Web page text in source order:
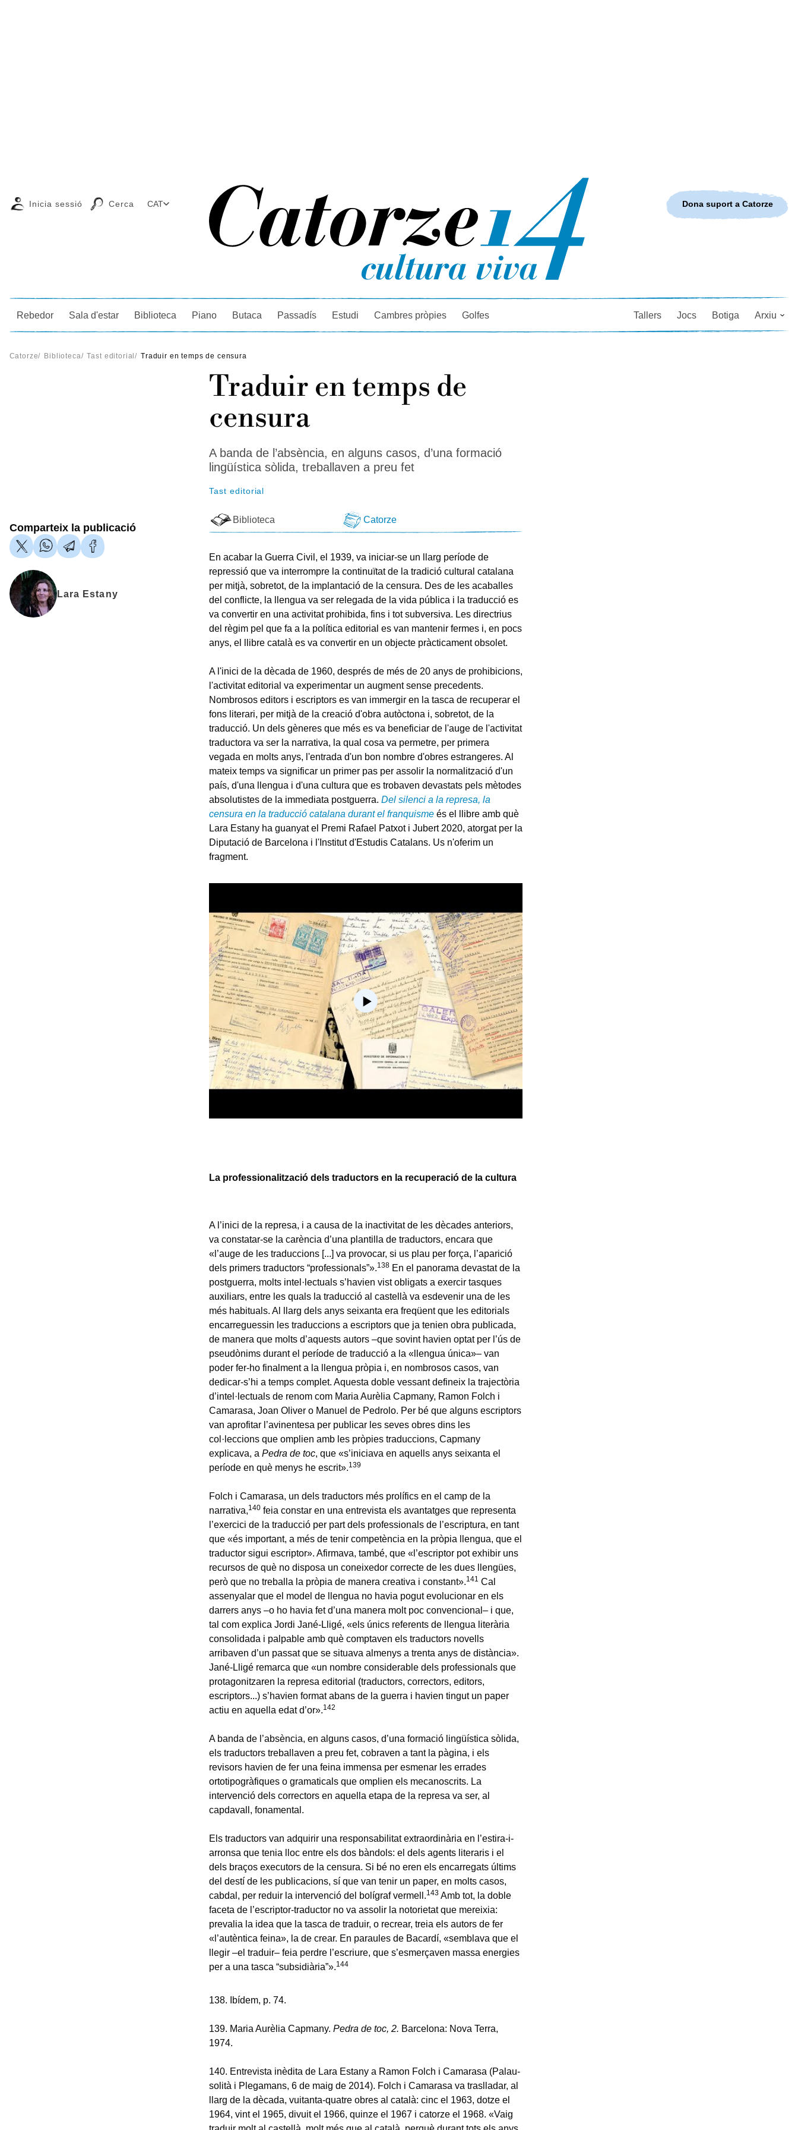
Cercador
Inicia sessió Cerca CAT
Rebedor Sala d'estar Biblioteca Piano Butaca Passadís Estudi Cambres pròpies Golfes Tallers Jocs Botiga Arxiu
Dona suport a Catorze
Catorze/ Biblioteca/ Tast editorial/ Traduir en temps de censura
Traduir en temps de
censura
A banda de l’absència, en alguns casos, d’una formació
lingüística sòlida, treballaven a preu fet
Tast editorial
Biblioteca Catorze
Comparteix la publicació
Lara Estany
En acabar la Guerra Civil, el 1939, va iniciar-se un llarg període de
repressió que va interrompre la continuïtat de la tradició cultural catalana
per mitjà, sobretot, de la implantació de la censura. Des de les acaballes
del conflicte, la llengua va ser relegada de la vida pública i la traducció es
va convertir en una activitat prohibida, fins i tot subversiva. Les directrius
del règim pel que fa a la política editorial es van mantenir fermes i, en pocs
anys, el llibre català es va convertir en un objecte pràcticament obsolet.
A l'inici de la dècada de 1960, després de més de 20 anys de prohibicions,
l'activitat editorial va experimentar un augment sense precedents.
Nombrosos editors i escriptors es van immergir en la tasca de recuperar el
fons literari, per mitjà de la creació d'obra autòctona i, sobretot, de la
traducció. Un dels gèneres que més es va beneficiar de l'auge de l'activitat
traductora va ser la narrativa, la qual cosa va permetre, per primera
vegada en molts anys, l'entrada d'un bon nombre d'obres estrangeres. Al
mateix temps va significar un primer pas per assolir la normalització d'un
país, d'una llengua i d'una cultura que es trobaven devastats pels mètodes
absolutistes de la immediata postguerra. Del silenci a la represa, la
censura en la traducció catalana durant el franquismeés el llibre amb què
Lara Estany ha guanyat el Premi Rafael Patxot i Jubert 2020, atorgat per la
Diputació de Barcelona i l'Institut d'Estudis Catalans. Us n'oferim un
fragment.
La professionalització dels traductors en la recuperació de la cultura
A l’inici de la represa, i a causa de la inactivitat de les dècades anteriors,
va constatar-se la carència d’una plantilla de traductors, encara que
«l’auge de les traduccions [...] va provocar, si us plau per força, l’aparició
dels primers traductors “professionals”».138En el panorama devastat de la
postguerra, molts intel·lectuals s’havien vist obligats a exercir tasques
auxiliars, entre les quals la traducció al castellà va esdevenir una de les
més habituals. Al llarg dels anys seixanta era freqüent que les editorials
encarreguessin les traduccions a escriptors que ja tenien obra publicada,
de manera que molts d’aquests autors –que sovint havien optat per l’ús de
pseudònims durant el període de traducció a la «llengua única»– van
poder fer-ho finalment a la llengua pròpia i, en nombrosos casos, van
dedicar-s’hi a temps complet. Aquesta doble vessant defineix la trajectòria
d’intel·lectuals de renom com Maria Aurèlia Capmany, Ramon Folch i
Camarasa, Joan Oliver o Manuel de Pedrolo. Per bé que alguns escriptors
van aprofitar l’avinentesa per publicar les seves obres dins les
col·leccions que omplien amb les pròpies traduccions, Capmany
explicava, a Pedra de toc, que «s’iniciava en aquells anys seixanta el
període en què menys he escrit».139
Folch i Camarasa, un dels traductors més prolífics en el camp de la
narrativa,140feia constar en una entrevista els avantatges que representa
l’exercici de la traducció per part dels professionals de l’escriptura, en tant
que «és important, a més de tenir competència en la pròpia llengua, que el
traductor sigui escriptor». Afirmava, també, que «l’escriptor pot exhibir uns
recursos de què no disposa un coneixedor correcte de les dues llengües,
però que no treballa la pròpia de manera creativa i constant».141 Cal
assenyalar que el model de llengua no havia pogut evolucionar en els
darrers anys –o ho havia fet d’una manera molt poc convencional– i que,
tal com explica Jordi Jané-Lligé, «els únics referents de llengua literària
consolidada i palpable amb què comptaven els traductors novells
arribaven d’un passat que se situava almenys a trenta anys de distància».
Jané-Lligé remarca que «un nombre considerable dels professionals que
protagonitzaren la represa editorial (traductors, correctors, editors,
escriptors...) s’havien format abans de la guerra i havien tingut un paper
actiu en aquella edat d’or».142
A banda de l’absència, en alguns casos, d’una formació lingüística sòlida,
els traductors treballaven a preu fet, cobraven a tant la pàgina, i els
revisors havien de fer una feina immensa per esmenar les errades
ortotipogràfiques o gramaticals que omplien els mecanoscrits. La
intervenció dels correctors en aquella etapa de la represa va ser, al
capdavall, fonamental.
Els traductors van adquirir una responsabilitat extraordinària en l’estira-i-
arronsa que tenia lloc entre els dos bàndols: el dels agents literaris i el
dels braços executors de la censura. Si bé no eren els encarregats últims
del destí de les publicacions, sí que van tenir un paper, en molts casos,
cabdal, per reduir la intervenció del bolígraf vermell.143Amb tot, la doble
faceta de l’escriptor-traductor no va assolir la notorietat que mereixia:
prevalia la idea que la tasca de traduir, o recrear, treia els autors de fer
«l’autèntica feina», la de crear. En paraules de Bacardí, «semblava que el
llegir –el traduir– feia perdre l’escriure, que s’esmerçaven massa energies
per a una tasca “subsidiària”».144
138. Ibídem, p. 74.
139. Maria Aurèlia Capmany. Pedra de toc, 2. Barcelona: Nova Terra,
1974.
140. Entrevista inèdita de Lara Estany a Ramon Folch i Camarasa (Palau-
solità i Plegamans, 6 de maig de 2014). Folch i Camarasa va traslladar, al
llarg de la dècada, vuitanta-quatre obres al català: cinc el 1963, dotze el
1964, vint el 1965, divuit el 1966, quinze el 1967 i catorze el 1968. «Vaig